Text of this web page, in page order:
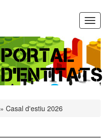
PORTAL
D'ENTITATS
» Casal d'estiu 2026